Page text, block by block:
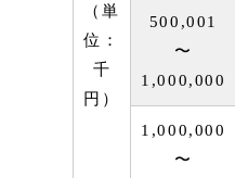
（単
位：
千
円）
500,001
〜
1,000,000
1,000,000
〜